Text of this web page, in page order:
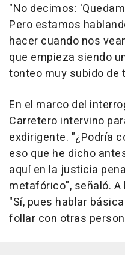
"No decimos:
Pero estamos
hacer cuando nos
que empieza siendo
tonteo muy subido de
En el marco del
Carretero intervino
exdirigente. "¿Podría
eso que he dicho
aquí en la justicia
metafórico", señaló.
"Sí, pues hablar
follar con otras